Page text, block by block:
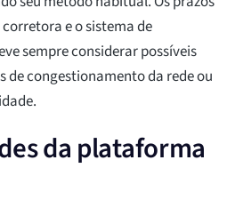
e o sistema de
sempre considerar possíveis
de congestionamento da rede ou
da plataforma